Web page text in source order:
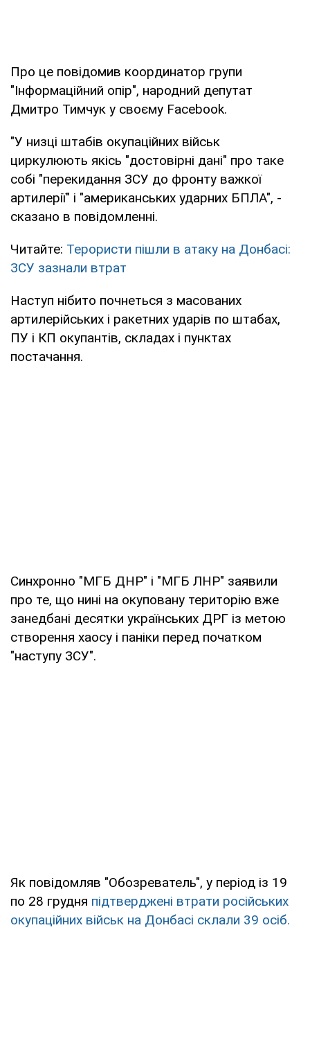
Про це повідомив координатор групи
"Інформаційний опір", народний депутат
Дмитро Тимчук у своєму Facebook.
"У низці штабів окупаційних військ
циркулюють якісь "достовірні дані" про таке
собі "перекидання ЗСУ до фронту важкої
артилерії" і "американських ударних БПЛА", -
сказано в повідомленні.
Читайте: Терористи пішли в атаку на Донбасі:
ЗСУ зазнали втрат
Наступ нібито почнеться з масованих
артилерійських і ракетних ударів по штабах,
ПУ і КП окупантів, складах і пунктах
постачання.
Синхронно "МГБ ДНР" і "МГБ ЛНР" заявили
про те, що нині на окуповану територію вже
занедбані десятки українських ДРГ із метою
створення хаосу і паніки перед початком
"наступу ЗСУ".
Як повідомляв "Обозреватель", у період із 19
по 28 грудня підтверджені втрати російських
окупаційних військ на Донбасі склали 39 осіб.